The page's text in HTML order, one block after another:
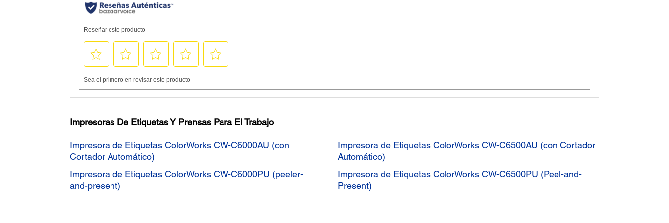
Impresoras De Etiquetas Y Prensas Para El Trabajo
Impresora de Etiquetas ColorWorks CW-C6000AU (con
Cortador Automático)
Impresora de Etiquetas ColorWorks CW-C6000PU (peeler-
and-present)
Impresora de Etiquetas ColorWorks CW-C6500AU (con Cortador
Automático)
Impresora de Etiquetas ColorWorks CW-C6500PU (Peel-and-
Present)